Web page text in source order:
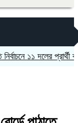
১১ দলের প্রার্থী